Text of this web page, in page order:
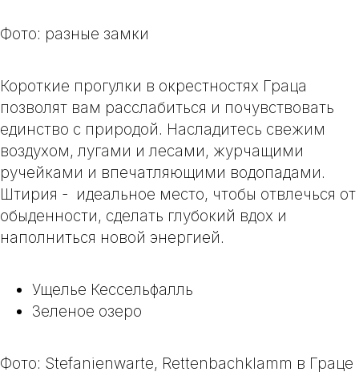
Фото: разные замки
Короткие прогулки в окрестностях Граца
позволят вам расслабиться и почувствовать
единство с природой. Насладитесь свежим
воздухом, лугами и лесами, журчащими
ручейками и впечатляющими водопадами.
Штирия - идеальное место, чтобы отвлечься от
обыденности, сделать глубокий вдох и
наполниться новой энергией.
Ущелье Кессельфалль
Зеленое озеро
Фото: Stefanienwarte, Rettenbachklamm в Граце